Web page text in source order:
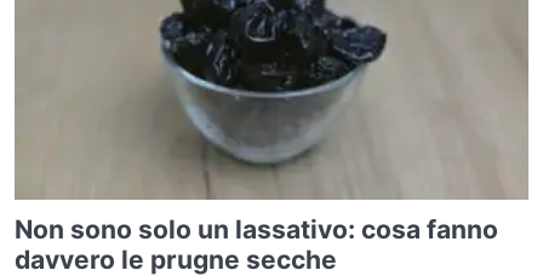
Non sono solo un lassativo: cosa fanno
davvero le prugne secche